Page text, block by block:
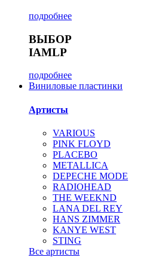
подробнее
ВЫБОР
IAMLP
подробнее
Виниловые пластинки
Артисты
VARIOUS
PINK FLOYD
PLACEBO
METALLICA
DEPECHE MODE
RADIOHEAD
THE WEEKND
LANA DEL REY
HANS ZIMMER
KANYE WEST
STING
Все артисты